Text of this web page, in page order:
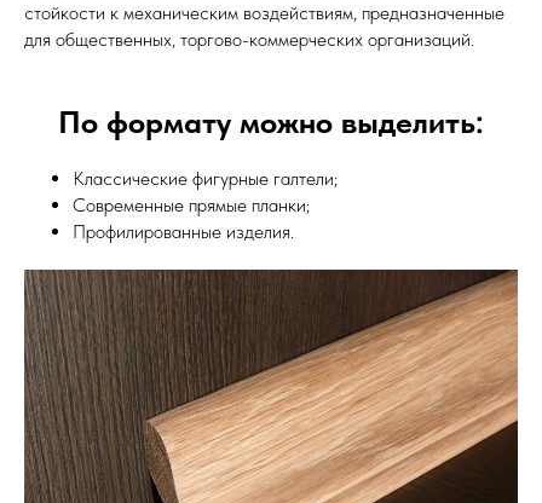
стойкости к механическим воздействиям, предназначенные
для общественных, торгово-коммерческих организаций.
По формату можно выделить:
Классические фигурные галтели;
Современные прямые планки;
Профилированные изделия.